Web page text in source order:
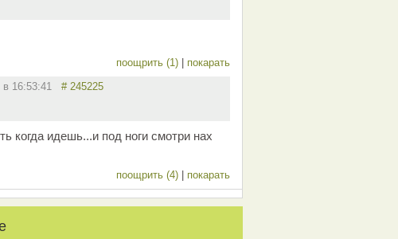
поощрить (1)
покарать
в 16:53:41 # 245225
когда идешь...и под ноги смотри нах
поощрить (4) покарать